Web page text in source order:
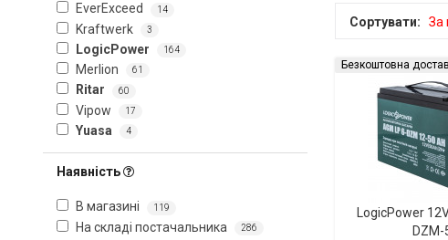
EverExceed 14
Kraftwerk 3
LogicPower 164
Merlion 61
Ritar 60
Vipow 17
Yuasa 4
Наявність
В магазині 119
На складі постачальника 286
Сортувати: За
Безкоштовна
LogicPower
DZM-